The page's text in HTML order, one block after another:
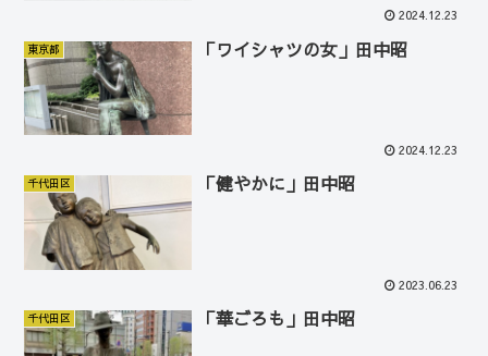
2024.12.23
東京都 「ワイシャツの女」田中昭
2024.12.23
千代田区 「健やかに」田中昭
2023.06.23
千代田区 「華ごろも」田中昭